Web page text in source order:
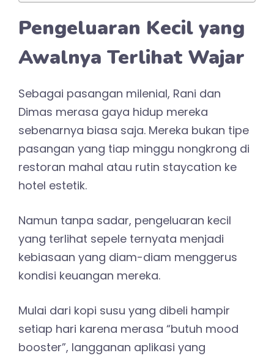
Pengeluaran Kecil yang
Awalnya Terlihat Wajar
Sebagai pasangan milenial, Rani dan
Dimas merasa gaya hidup mereka
sebenarnya biasa saja. Mereka bukan tipe
pasangan yang tiap minggu nongkrong di
restoran mahal atau rutin staycation ke
hotel estetik.
Namun tanpa sadar, pengeluaran kecil
yang terlihat sepele ternyata menjadi
kebiasaan yang diam-diam menggerus
kondisi keuangan mereka.
Mulai dari kopi susu yang dibeli hampir
setiap hari karena merasa “butuh mood
booster”, langganan aplikasi yang